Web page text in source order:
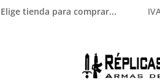
Elige tienda para comprar...